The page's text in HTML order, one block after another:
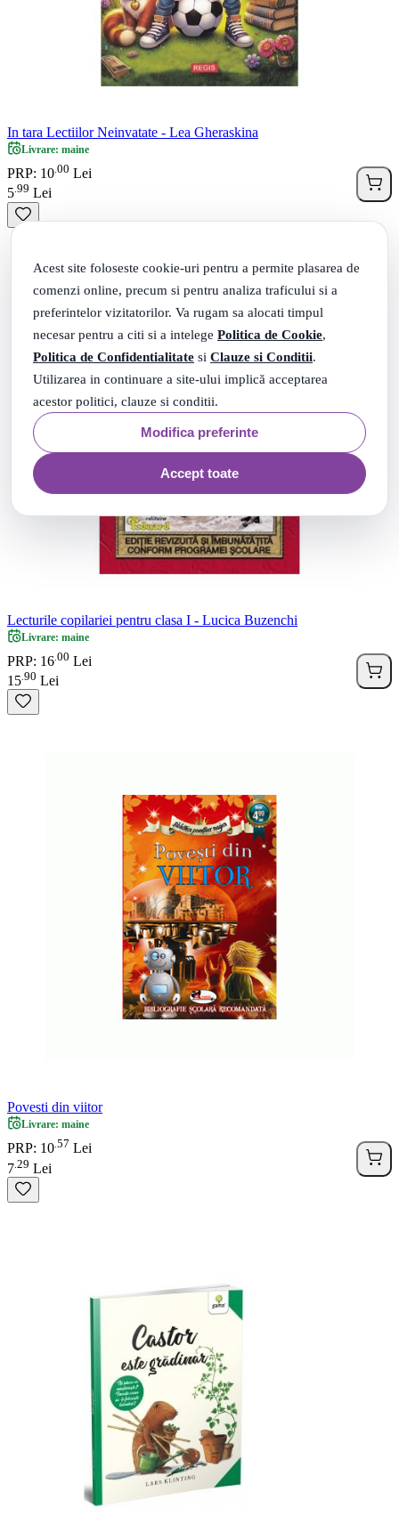
Acest site foloseste cookie-uri pentru a permite plasarea de
comenzi online, precum si pentru analiza traficului si a
preferintelor vizitatorilor. Va rugam sa alocati timpul
necesar pentru a citi si a intelege Politica de Cookie,
Politica de Confidentialitate si Clauze si Conditii.
Utilizarea in continuare a site-ului implică acceptarea
acestor politici, clauze si conditii.
Modifica preferinte
Accept toate
In tara Lectiilor Neinvatate - Lea Gheraskina
Livrare: maine
PRP: 10 00 Lei
5 99 Lei
Lecturile copilariei pentru clasa I - Lucica Buzenchi
Livrare: maine
PRP: 16 00 Lei
15 90 Lei
Povesti din viitor
Livrare: maine
PRP: 10 57 Lei
7 29 Lei